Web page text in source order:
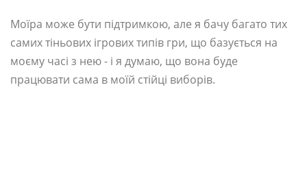
Моїра може бути підтримкою, але я бачу багато тих
самих тіньових ігрових типів гри, що базується на
моєму часі з нею - і я думаю, що вона буде
працювати сама в моїй стійці виборів.